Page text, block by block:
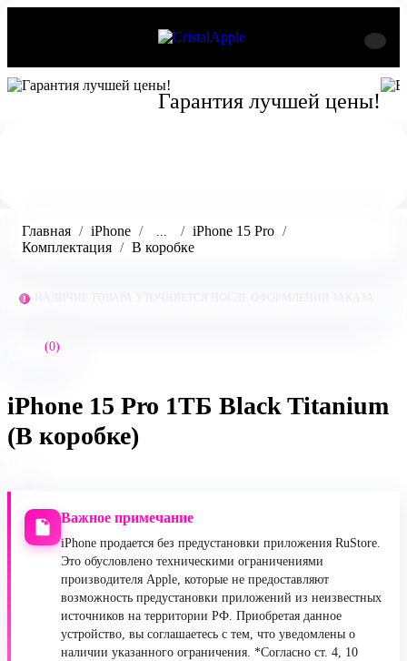
Гарантия лучшей цены!
Главная iPhone ...
iPhone 15 Pro
Комплектация
В коробке
(0)
iPhone 15 Pro 1ТБ Black Titanium
(В коробке)
Важное примечание
iPhone продается без предустановки приложения RuStore.
Это обусловлено техническими ограничениями
производителя Apple, которые не предоставляют
возможность предустановки приложений из неизвестных
источников на территории РФ. Приобретая данное
устройство, вы соглашаетесь с тем, что уведомлены о
наличии указанного ограничения. *Согласно ст. 4, 10